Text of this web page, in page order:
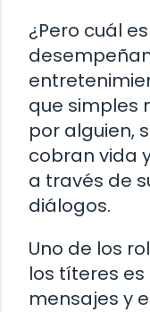
¿Pero cuál
que simples
por alguien,
cobran vida
a través de
diálogos.
Uno de los
los títeres
mensajes y